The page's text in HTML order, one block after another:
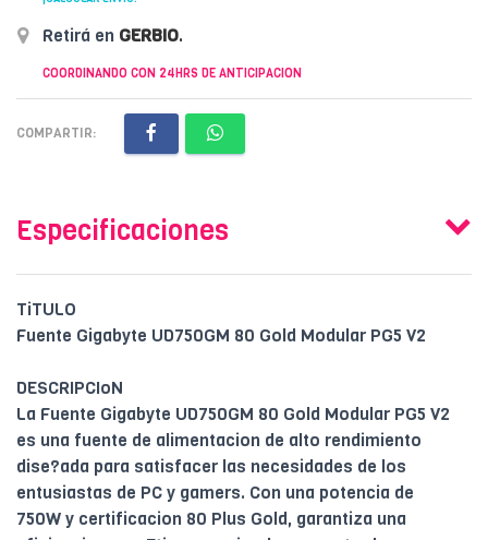
Retirá en GERBIO.
COORDINANDO CON 24HRS DE ANTICIPACION
COMPARTIR:
Especificaciones
TiTULO
Fuente Gigabyte UD750GM 80 Gold Modular PG5 V2
DESCRIPCIoN
La Fuente Gigabyte UD750GM 80 Gold Modular PG5 V2
es una fuente de alimentacion de alto rendimiento
dise?ada para satisfacer las necesidades de los
entusiastas de PC y gamers. Con una potencia de
750W y certificacion 80 Plus Gold, garantiza una